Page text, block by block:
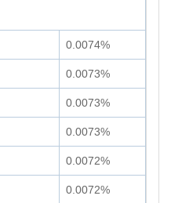
0.0074%
0.0073%
0.0073%
0.0073%
0.0072%
0.0072%